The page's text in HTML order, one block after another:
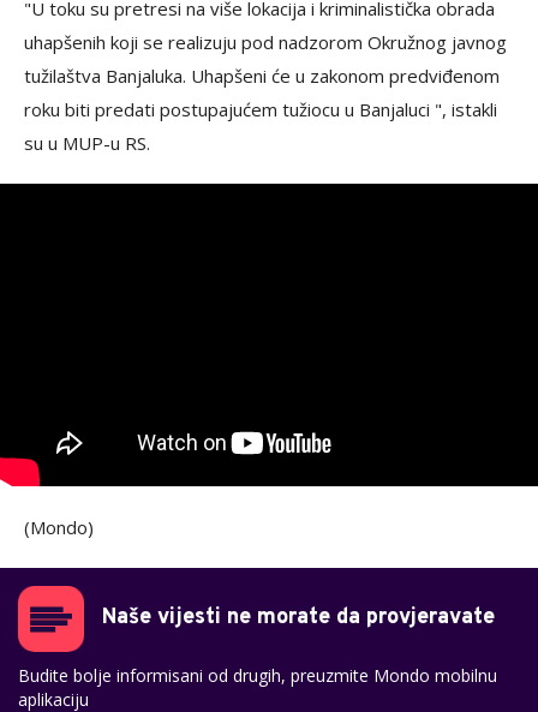
"U toku su pretresi na više lokacija i kriminalistička obrada
uhapšenih koji se realizuju pod nadzorom Okružnog javnog
tužilaštva Banjaluka. Uhapšeni će u zakonom predviđenom
roku biti predati postupajućem tužiocu u Banjaluci ", istakli
su u MUP-u RS.
(Mondo)
Naše vijesti ne morate da provjeravate
Budite bolje informisani od drugih, preuzmite Mondo mobilnu
aplikaciju